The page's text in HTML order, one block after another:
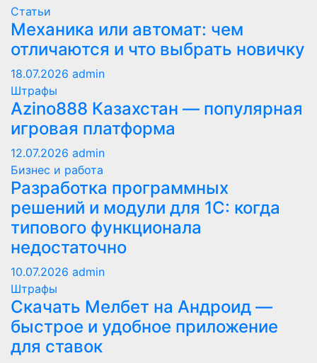
Статьи
Механика или автомат: чем
отличаются и что выбрать новичку
18.07.2026 admin
Штрафы
Azino888 Казахстан — популярная
игровая платформа
12.07.2026 admin
Бизнес и работа
Разработка программных
решений и модули для 1С: когда
типового функционала
недостаточно
10.07.2026 admin
Штрафы
Скачать Мелбет на Андроид —
быстрое и удобное приложение
для ставок